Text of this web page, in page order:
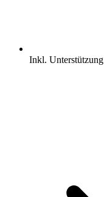
Inkl. Unterstützung